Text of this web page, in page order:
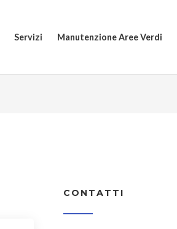
Servizi Manutenzione Aree Verdi
CONTATTI